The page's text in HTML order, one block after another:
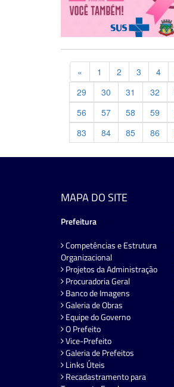
« Previous
1 2 3 4
29
30 31 32
56
57 58 59
83
84 85 86
MAPA DO SITE
Prefeitura
Competências e Estrutura
Organizacional
Projetos da Administração
Procuradoria Geral
Banco de Imagens
Galeria de Obras
Equipe do Governo
O Prefeito
Vice-Prefeito
Galeria de Prefeitos
Links Úteis
Recadastramento para